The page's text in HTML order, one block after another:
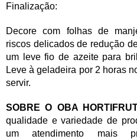
Finalização:
Decore com folhas de
riscos delicados de redução
um leve fio de azeite para
Leve à geladeira por 2 horas
servir.
SOBRE O OBA
qualidade e variedade de
um atendimento mais